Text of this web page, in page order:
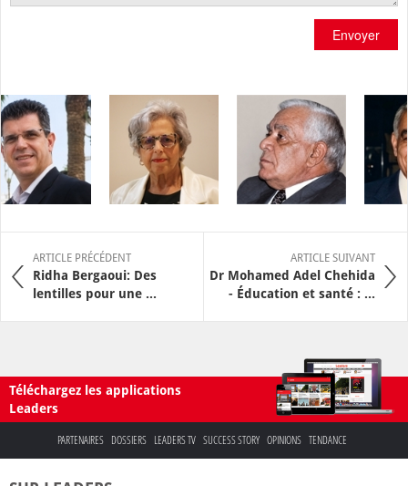
Envoyer
ARTICLE PRÉCÉDENT
Ridha Bergaoui: Des
lentilles pour une ...
ARTICLE SUIVANT
Dr Mohamed Adel Chehida
- Éducation et santé : ...
Téléchargez les applications
Leaders
PARTENAIRES DOSSIERS LEADERS TV SUCCESS STORY OPINIONS TENDANCE